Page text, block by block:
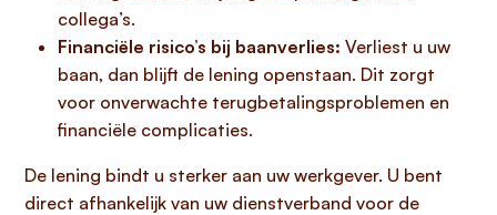
collega’s.
Financiële risico’s bij baanverlies: Verliest u uw
baan, dan blijft de lening openstaan. Dit zorgt
voor onverwachte terugbetalingsproblemen en
financiële complicaties.
De lening bindt u sterker aan uw werkgever. U bent
direct afhankelijk van uw dienstverband voor de